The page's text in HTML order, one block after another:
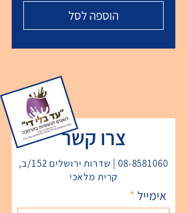
הוספה לסל
צרו קשר
08-8581060
| שדרות ירושלים 152/ב,
קרית מלאכי
אימייל